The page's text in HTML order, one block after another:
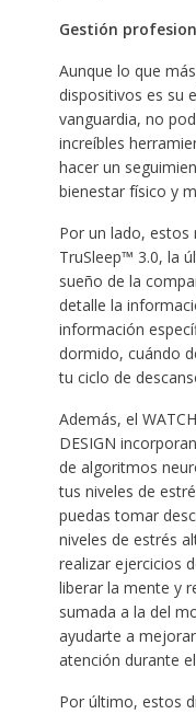
Gestión
Aunque lo que
dispositivos es su
vanguardia, no
increíbles
hacer un
bienestar físico y
Por un lado, estos
TruSleep™ 3.0, la
sueño de la
detalle la
información
dormido, cuándo
tu ciclo de
Además, el
DESIGN
de algoritmos
tus niveles de
puedas tomar
niveles de estrés
realizar ejercicios
liberar la mente y
sumada a la del
ayudarte a
atención durante
Por último, estos